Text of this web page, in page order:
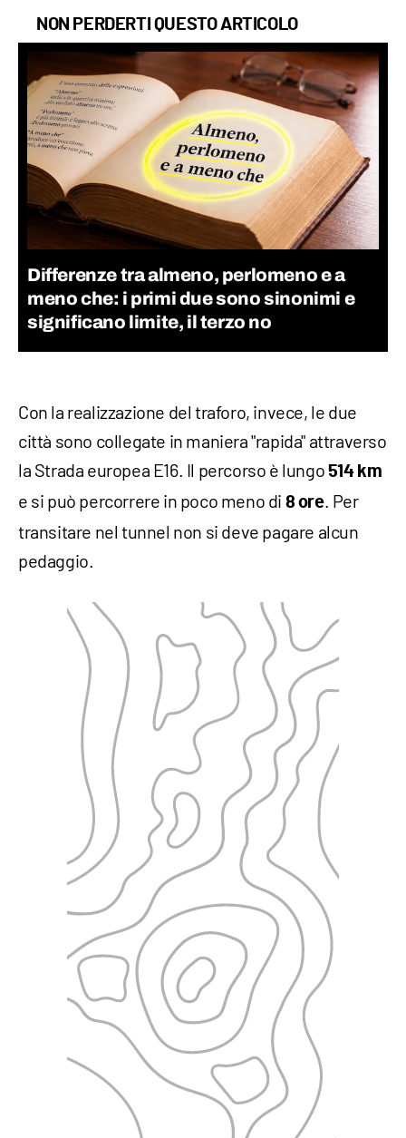
NON PERDERTI QUESTO ARTICOLO
Differenze tra almeno, perlomeno e a
meno che: i primi due sono sinonimi e
significano limite, il terzo no
Con la realizzazione del traforo, invece, le due
città sono collegate in maniera "rapida" attraverso
la Strada europea E16. Il percorso è lungo 514 km
e si può percorrere in poco meno di 8 ore. Per
transitare nel tunnel non si deve pagare alcun
pedaggio.